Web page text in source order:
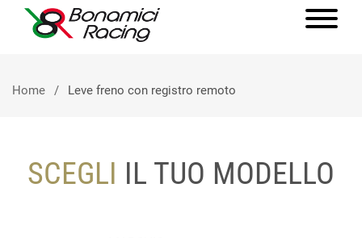
Home Leve freno con registro remoto
SCEGLI IL TUO MODELLO